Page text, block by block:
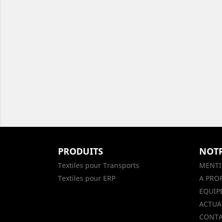
PRODUITS
Textiles pour Transports
Textiles pour ERP
A